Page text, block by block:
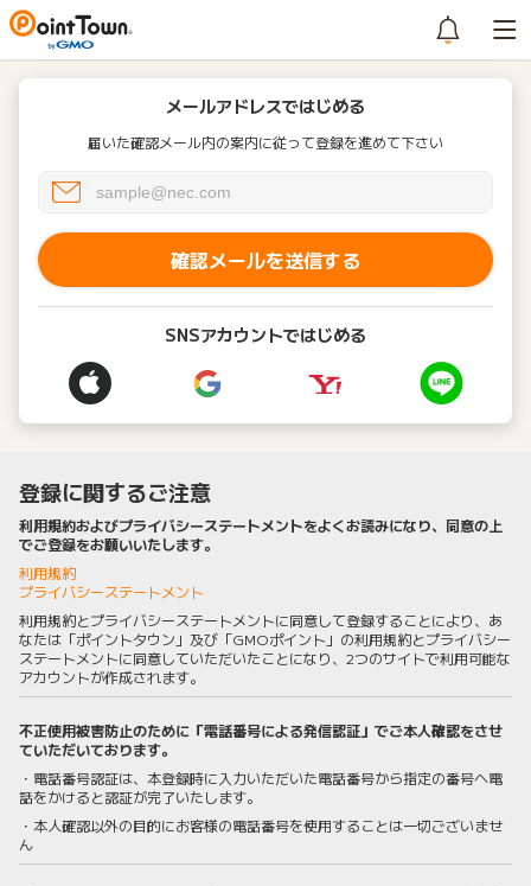
メールアドレスではじめる
届いた確認メール内の案内に従って登録を進めて下さい
確認メールを送信する
SNSアカウントではじめる
登録に関するご注意
利用規約およびプライバシーステートメントをよくお読みになり、同意の上
でご登録をお願いいたします。
利用規約
プライバシーステートメント
利用規約とプライバシーステートメントに同意して登録することにより、あ
なたは「ポイントタウン」及び「GMOポイント」の利用規約とプライバシー
ステートメントに同意していただいたことになり、2つのサイトで利用可能な
アカウントが作成されます。
不正使用被害防止のために「電話番号による発信認証」でご本人確認をさせ
ていただいております。
・電話番号認証は、本登録時に入力いただいた電話番号から指定の番号へ電
話をかけると認証が完了いたします。
・本人確認以外の目的にお客様の電話番号を使用することは一切ございませ
ん